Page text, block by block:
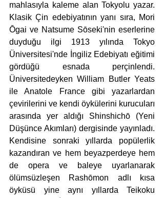
mahlasıyla kaleme alan Tokyolu yazar.
Klasik Çin edebiyatının yanı sıra, Mori
Ōgai ve Natsume Sōseki'nin eserlerine
duyduğu ilgi 1913 yılında Tokyo
Üniversitesi'nde İngiliz Edebiyatı eğitimi
gördüğü esnada perçinlendi.
Üniversitedeyken William Butler Yeats
ile Anatole France gibi yazarlardan
çevirilerini ve kendi öykülerini kurucuları
arasında yer aldığı Shinshichō (Yeni
Düşünce Akımları) dergisinde yayınladı.
Kendisine sonraki yıllarda popülerlik
kazandıran ve hem beyazperdeye hem
de opera ve baleye uyarlanarak
ölümsüzleşen Rashōmon adlı kısa
öyküsü yine aynı yıllarda Teikoku